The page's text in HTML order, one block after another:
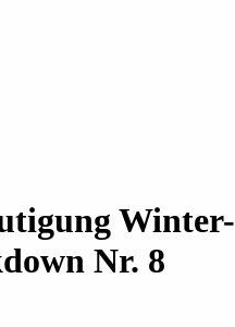
Winter-
Nr. 8